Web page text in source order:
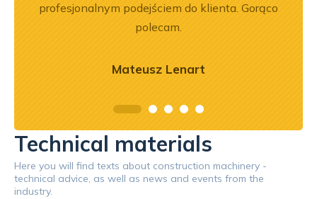
profesjonalnym podejściem do klienta. Gorąco
polecam.
Mateusz Lenart
Technical materials
Here you will find texts about construction machinery -
technical advice, as well as news and events from the
industry.